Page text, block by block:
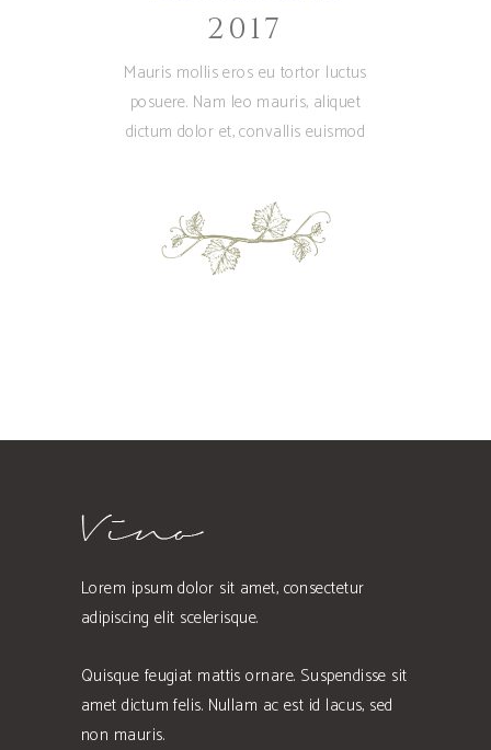
2017
Mauris mollis eros eu tortor luctus
posuere. Nam leo mauris, aliquet
dictum dolor et, convallis euismod
Lorem ipsum dolor sit amet, consectetur
adipiscing elit scelerisque.
Quisque feugiat mattis ornare. Suspendisse sit
amet dictum felis. Nullam ac est id lacus, sed
non mauris.